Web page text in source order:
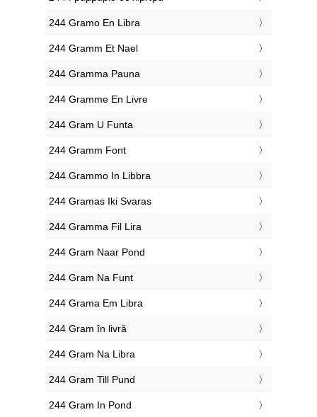
‎244 Gramo En Libra
‎244 Gramm Et Nael
‎244 Gramma Pauna
‎244 Gramme En Livre
‎244 Gram U Funta
‎244 Gramm Font
‎244 Grammo In Libbra
‎244 Gramas Iki Svaras
‎244 Gramma Fil Lira
‎244 Gram Naar Pond
‎244 Gram Na Funt
‎244 Grama Em Libra
‎244 Gram în livră
‎244 Gram Na Libra
‎244 Gram Till Pund
‎244 Gram In Pond